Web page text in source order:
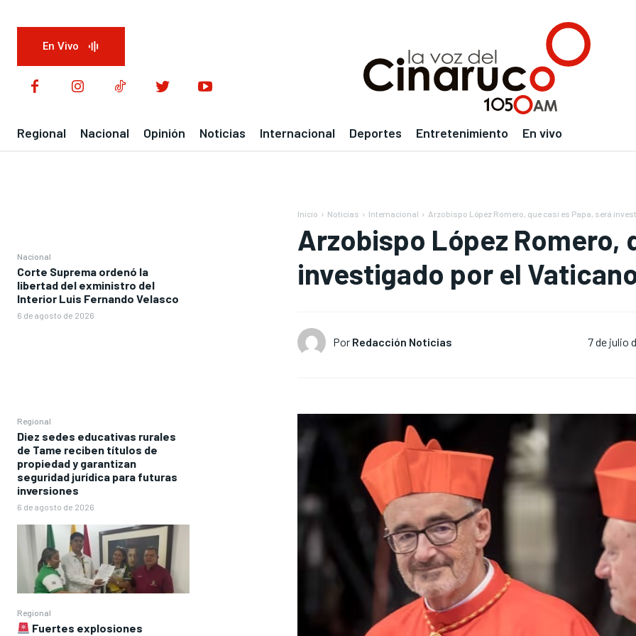
En Vivo
Regional Nacional Opinión Noticias Internacional Deportes Entretenimiento En vivo
Nacional
Corte Suprema ordenó la
libertad del exministro del
Interior Luis Fernando Velasco
6 de agosto de 2026
Regional
Diez sedes educativas rurales
de Tame reciben títulos de
propiedad y garantizan
seguridad jurídica para futuras
inversiones
6 de agosto de 2026
Regional
Fuertes explosiones
Inicio Noticias Internacional Arzobispo López Romero, que casi es Papa, será
Arzobispo López Romero,
investigado por el
Por Redacción Noticias 7 de julio